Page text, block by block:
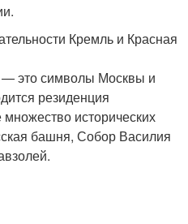
Кремль и Красная
это символы Москвы и
резиденция
исторических
башня, Собор Василия